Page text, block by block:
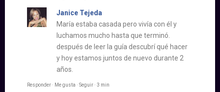
Janice Tejeda
María estaba casada pero vivía con él y
luchamos mucho hasta que terminó.
después de leer la guía descubrí qué hacer
y hoy estamos juntos de nuevo durante 2
años.
Responder · Me gusta · Seguir · 3 min